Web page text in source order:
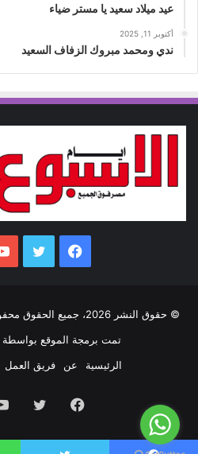
عيد ميلاد سعيد يا مستر ضياء
أكتوبر 11, 2025
ندي ومحمد مبروك الزفاف السعيد
فيسبوك تويتر
© حقوق النشر 2026، جميع الحقوق محفوظة |
تمت برمجة الموقع بواسطة
الرئيسية
عن فريق العمل
فيسبوك تويتر